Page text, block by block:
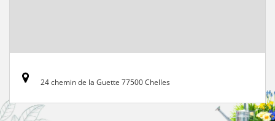
24 chemin de la Guette 77500 Chelles